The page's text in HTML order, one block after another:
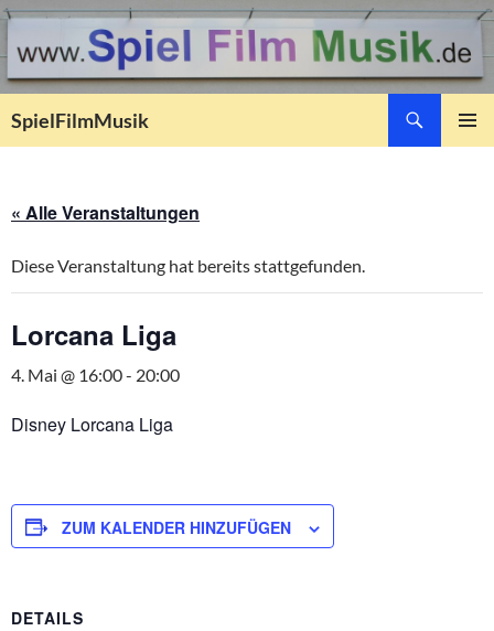
SpielFilmMusik
« Alle Veranstaltungen
Diese Veranstaltung hat bereits stattgefunden.
Lorcana Liga
4. Mai @ 16:00- 20:00
Disney Lorcana Liga
ZUM KALENDER HINZUFÜGEN
DETAILS